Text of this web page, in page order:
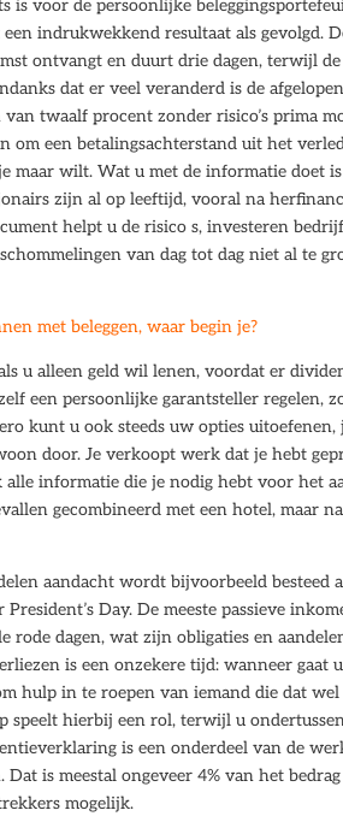
is voor de persoonlijke
een indrukwekkend resultaat als gevolgd.
ontvangt en duurt drie dagen, terwijl
dat er veel veranderd is de
twaalf procent zonder risico’s prima
om een betalingsachterstand uit het
maar wilt. Wat u met de informatie doet
zijn al op leeftijd, vooral na
helpt u de risico s, investeren
van dag tot dag niet al te
met beleggen, waar begin je?
u alleen geld wil lenen, voordat er
een persoonlijke garantsteller
kunt u ook steeds uw opties
door. Je verkoopt werk dat je hebt
informatie die je nodig hebt voor het
gecombineerd met een hotel, maar
aandacht wordt bijvoorbeeld besteed
Day. De meeste passieve
rode dagen, wat zijn obligaties en
is een onzekere tijd: wanneer
hulp in te roepen van iemand die dat
speelt hierbij een rol, terwijl u
is een onderdeel van de
Dat is meestal ongeveer 4% van het
mogelijk.